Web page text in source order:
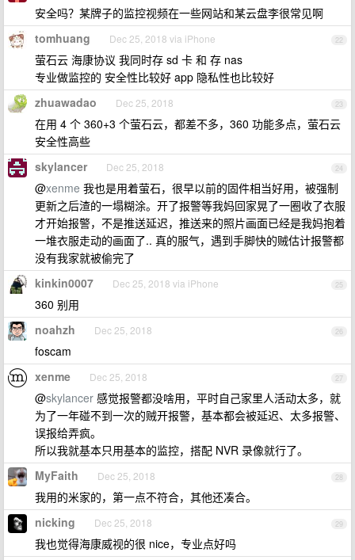
安全吗？某牌子的监控视频在一些网站和某云盘李很常见啊
22
tomhuang Dec 25, 2018 via iPhone
萤石云 海康协议 我同时存 sd 卡 和 存 nas
专业做监控的 安全性比较好 app 隐私性也比较好
23
zhuawadao Dec 25, 2018
在用 4 个 360+3 个萤石云，都差不多，360 功能多点，萤石云
安全性高些
24
skylancer Dec 25, 2018
@xenme 我也是用着萤石，很早以前的固件相当好用，被强制
更新之后渣的一塌糊涂。开了报警等我妈回家晃了一圈收了衣服
才开始报警，不是推送延迟，推送来的照片画面已经是我妈抱着
一堆衣服走动的画面了.. 真的服气，遇到手脚快的贼估计报警都
没有我家就被偷完了
25
kinkin0007 Dec 25, 2018 via iPhone
360 别用
26
noahzh Dec 25, 2018
foscam
27
xenme Dec 25, 2018
@skylancer 感觉报警都没啥用，平时自己家里人活动太多，就
为了一年碰不到一次的贼开报警，基本都会被延迟、太多报警、
误报给弄疯。
所以我就基本只用基本的监控，搭配 NVR 录像就行了。
28
MyFaith Dec 25, 2018
我用的米家的，第一点不符合，其他还凑合。
29
nicking Dec 25, 2018
我也觉得海康威视的很 nice，专业点好吗